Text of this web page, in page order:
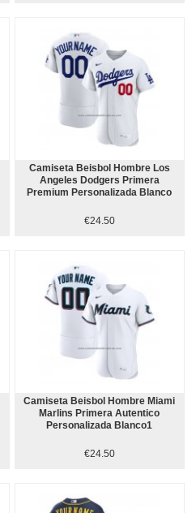
Camiseta Beisbol Hombre Los
Angeles Dodgers Primera
Premium Personalizada Blanco
€24.50
Camiseta Beisbol Hombre Miami
Marlins Primera Autentico
Personalizada Blanco1
€24.50